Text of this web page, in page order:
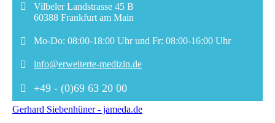
Vilbeler Landstrasse 45 B
60388 Frankfurt am Main
Mo-Do: 08:00-18:00 Uhr und Fr: 08:00-16:00 Uhr
info@erweiterte-medizin.de
+49 - (0)69 63 20 00
Gerhard Siebenhüner - jameda.de